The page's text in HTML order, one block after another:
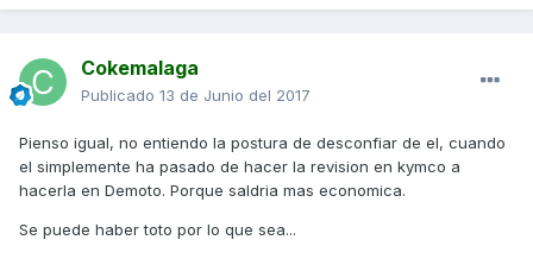
Cokemalaga
Publicado 13 de Junio del 2017
Pienso igual, no entiendo la postura de desconfiar de el, cuando
el simplemente ha pasado de hacer la revision en kymco a
hacerla en Demoto. Porque saldria mas economica.
Se puede haber toto por lo que sea...